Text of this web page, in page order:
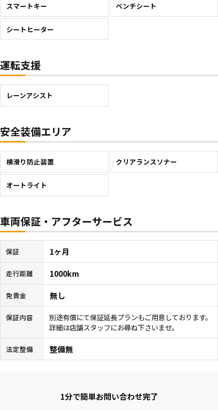
スマートキー ベンチシート
シートヒーター
運転支援
レーンアシスト
安全装備エリア
横滑り防止装置 クリアランスソナー
オートライト
車両保証・アフターサービス
保証 1ヶ月
走行距離 1000km
免責金 無し
保証内容
別途有償にて保証延長プランもご用意しております。
詳細は店舗スタッフにお尋ね下さいませ。
法定整備 整備無
1分で簡単お問い合わせ完了